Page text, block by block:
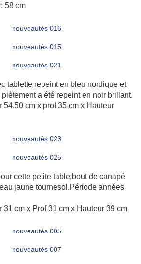
58 cm
tablette repeint en bleu nordique et
a été repeint en noir brillant.
54,50 cm x prof 35 cm x Hauteur
cette petite table,bout de canapé
jaune tournesol.Période années
31 cm x Prof 31 cm x Hauteur 39 cm